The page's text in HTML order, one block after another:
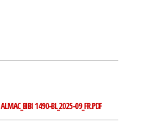
ALMAC_BIBI 1490-BL_2025-09_FR.PDF